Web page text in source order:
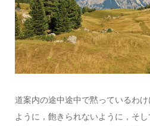
道案内の途中途中で黙っているわ
ように，飽きられないように，そ